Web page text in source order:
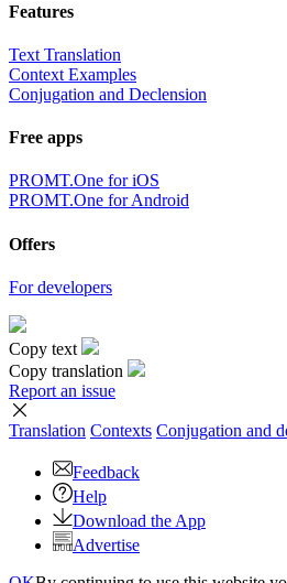
Features
Text Translation
Context Examples
Conjugation and Declension
Free apps
PROMT.One for iOS
PROMT.One for Android
Offers
For developers
Copy text
Copy translation
Report an issue
Translation Contexts Conjugation and
Feedback
Help
Download the App
Advertise